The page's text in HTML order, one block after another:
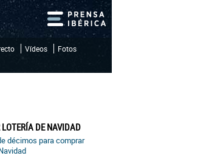
Vídeos
Fotos
DE NAVIDAD
décimos para comprar